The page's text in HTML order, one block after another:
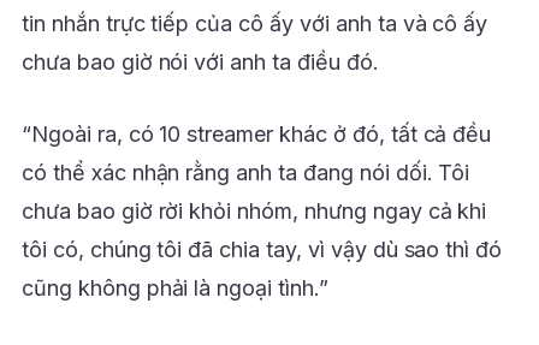
tin nhắn trực tiếp của cô ấy với anh ta và cô ấy
chưa bao giờ nói với anh ta điều đó.
“Ngoài ra, có 10 streamer khác ở đó, tất cả đều
có thể xác nhận rằng anh ta đang nói dối. Tôi
chưa bao giờ rời khỏi nhóm, nhưng ngay cả khi
tôi có, chúng tôi đã chia tay, vì vậy dù sao thì đó
cũng không phải là ngoại tình.”